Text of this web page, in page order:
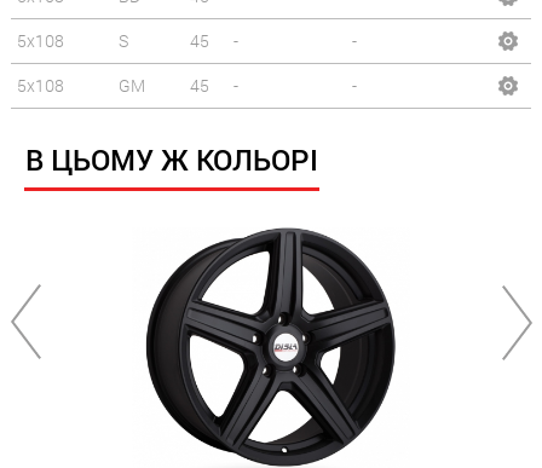
5x108
S 45 -
-
5x108
GM 45 - -
В ЦЬОМУ Ж КОЛЬОРІ